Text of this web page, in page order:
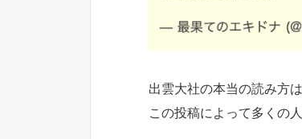
出雲大社の本当の読み方
この投稿によって多くの